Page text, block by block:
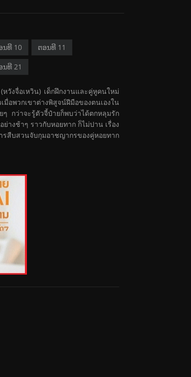
ນທີ 10 ຕອນທີ 11
ນທີ 21
วังจื่อเหวิน) เด็กฝึกงานและคู่หูคนใหม่
อพวกเขาต่างพิสูจน์ฝีมือของตนเองใน
กว่าจะรู้ตัวจี้ป๋ายก็พบว่าได้ตกหลุมรัก
างช้าๆ ราวกับหอยทาก ก็ไม่ปาน เรื่อง
รสืบสวนจับกุมอาชญากรของคู่หอยทาก